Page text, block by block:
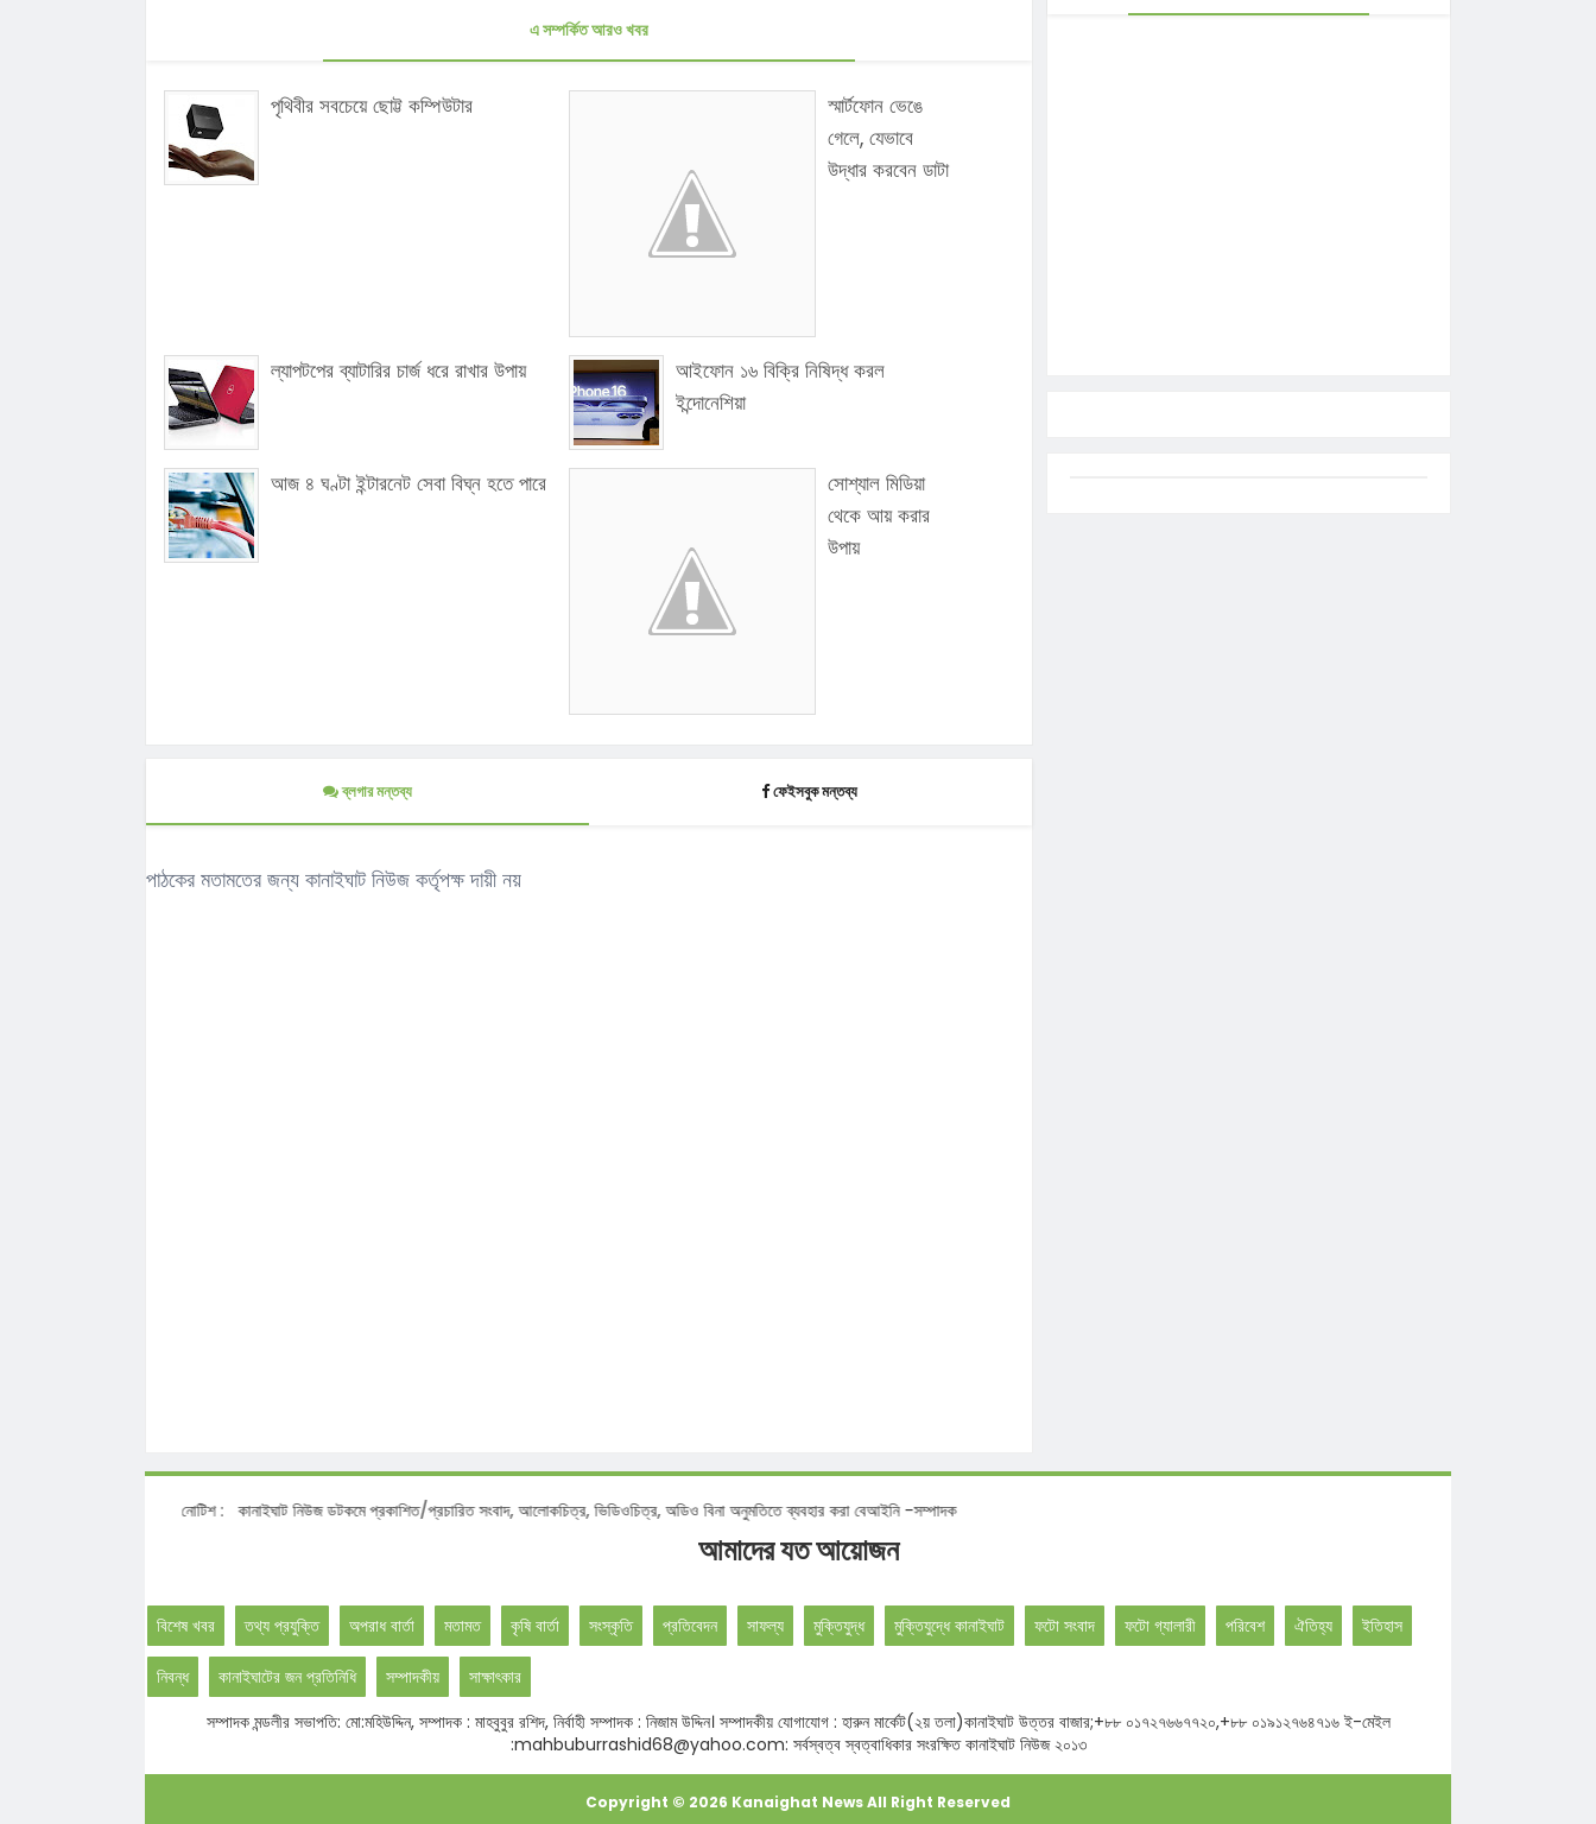
এ সম্পর্কিত আরও খবর
পৃথিবীর সবচেয়ে ছোট্ট কম্পিউটার
স্মার্টফোন ভেঙে
গেলে, যেভাবে
উদ্ধার করবেন ডাটা
ল্যাপটপের ব্যাটারির চার্জ ধরে রাখার উপায়
আইফোন ১৬ বিক্রি নিষিদ্ধ করল
ইন্দোনেশিয়া
আজ ৪ ঘণ্টা ইন্টারনেট সেবা বিঘ্ন হতে পারে
সোশ্যাল মিডিয়া
থেকে আয় করার
উপায়
ব্লগার মন্তব্য ফেইসবুক মন্তব্য
পাঠকের মতামতের জন্য কানাইঘাট নিউজ কর্তৃপক্ষ দায়ী নয়
নোটিশ :কানাইঘাট নিউজ ডটকমে প্রকাশিত/প্রচারিত সংবাদ, আলোকচিত্র, ভিডিওচিত্র, অডিও বিনা অনুমতিতে ব্যবহার করা বেআইনি -সম্পাদক
আমাদের যত আয়োজন
বিশেষ খবর তথ্য প্রযুক্তি অপরাধ বার্তা মতামত কৃষি বার্তা সংস্কৃতি প্রতিবেদন সাফল্য মুক্তিযুদ্ধ মুক্তিযুদ্ধে কানাইঘাট ফটো সংবাদ ফটো গ্যালারী পরিবেশ ঐতিহ্য ইতিহাস
নিবন্ধ কানাইঘাটের জন প্রতিনিধি সম্পাদকীয়
সাক্ষাৎকার
সম্পাদক মন্ডলীর সভাপতি: মো:মহিউদ্দিন, সম্পাদক : মাহবুবুর রশিদ, নির্বাহী সম্পাদক : নিজাম উদ্দিন। সম্পাদকীয় যোগাযোগ : হারুন মার্কেট(২য় তলা)কানাইঘাট উত্তর বাজার;+৮৮ ০১৭২৭৬৬৭৭২০,+৮৮ ০১৯১২৭৬৪৭১৬ ই-মেইল
:mahbuburrashid68@yahoo.com: সর্বস্বত্ব স্বত্বাধিকার সংরক্ষিত কানাইঘাট নিউজ ২০১৩
Copyright © 2026 Kanaighat NewsAll Right Reserved